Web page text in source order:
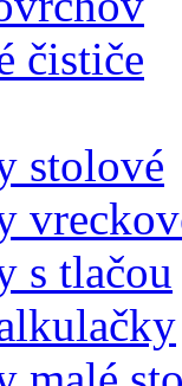
čističe
stolové
s tlačou